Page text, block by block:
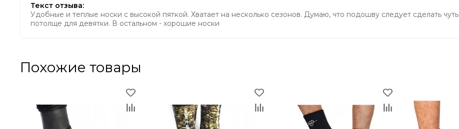
Текст отзыва:
Удобные и теплые носки с высокой пяткой. Хватает на несколько сезонов. Думаю, что подошву следует сделать чуть
потолще для девятки. В остальном - хорошие носки
Похожие товары